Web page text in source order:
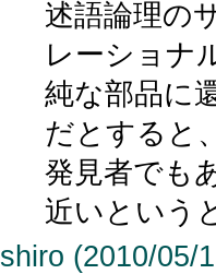
述語論理の
レーショナ
純な部品に
だとすると
発見者でも
近いという
shiro (2010/05/